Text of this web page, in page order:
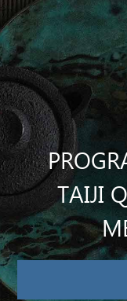
TAIJI